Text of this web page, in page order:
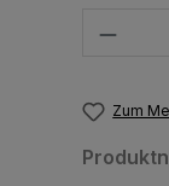
Produkt
Zum